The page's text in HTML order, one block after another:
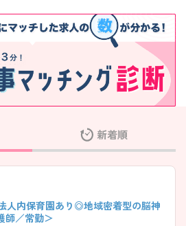
新着順
人内保育園あり◎地域密着型の脳神
師／常勤＞